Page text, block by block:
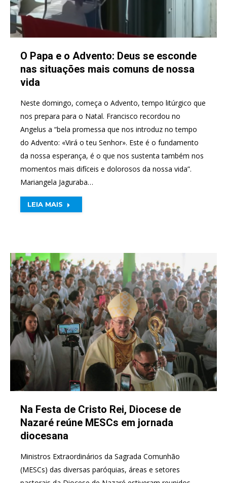
O Papa e o Advento: Deus se esconde
nas situações mais comuns de nossa
vida
Neste domingo, começa o Advento, tempo litúrgico que
nos prepara para o Natal. Francisco recordou no
Angelus a “bela promessa que nos introduz no tempo
do Advento: «Virá o teu Senhor». Este é o fundamento
da nossa esperança, é o que nos sustenta também nos
momentos mais difíceis e dolorosos da nossa vida”.
Mariangela Jaguraba…
LEIA MAIS
Na Festa de Cristo Rei, Diocese de
Nazaré reúne MESCs em jornada
diocesana
Ministros Extraordinários da Sagrada Comunhão
(MESCs) das diversas paróquias, áreas e setores